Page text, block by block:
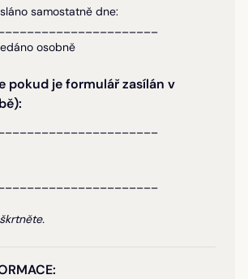
samostatně dne:
osobně
pokud je formulář zasílán v